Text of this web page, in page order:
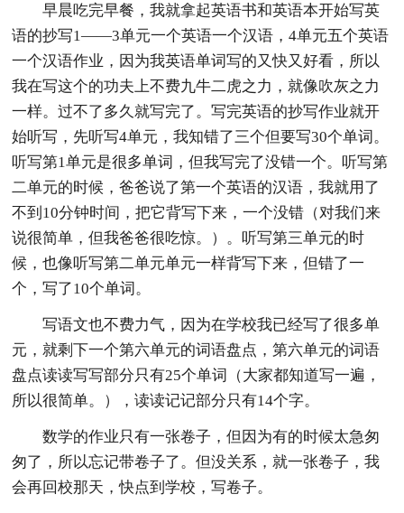
早晨吃完早餐，我就拿起英语书和英语本开始写英
语的抄写1——3单元一个英语一个汉语，4单元五个英语
一个汉语作业，因为我英语单词写的又快又好看，所以
我在写这个的功夫上不费九牛二虎之力，就像吹灰之力
一样。过不了多久就写完了。写完英语的抄写作业就开
始听写，先听写4单元，我知错了三个但要写30个单词。
听写第1单元是很多单词，但我写完了没错一个。听写第
二单元的时候，爸爸说了第一个英语的汉语，我就用了
不到10分钟时间，把它背写下来，一个没错（对我们来
说很简单，但我爸爸很吃惊。）。听写第三单元的时
候，也像听写第二单元单元一样背写下来，但错了一
个，写了10个单词。
写语文也不费力气，因为在学校我已经写了很多单
元，就剩下一个第六单元的词语盘点，第六单元的词语
盘点读读写写部分只有25个单词（大家都知道写一遍，
所以很简单。），读读记记部分只有14个字。
数学的作业只有一张卷子，但因为有的时候太急匆
匆了，所以忘记带卷子了。但没关系，就一张卷子，我
会再回校那天，快点到学校，写卷子。